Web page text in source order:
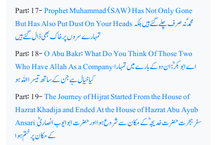
Part: 17-Prophet Muhammad (SAW) Has Not Only Gone
But Has Also Put Dust On Your Headsمحمدؐنہ صرف چلے گئے ہیں بلکہ
تمہارے سروں پر خاک بھی ڈال گئے ہیں
Part: 18-O Abu Bakr: What Do You Think Of Those Two
Who Have Allah As a Companyاے ابوبکرؓ: ان دو کے بارے میں تمہارا
کیا خیال ہے جن کے ساتھ تیسرا اللہ ہو
Part: 19-The Journey of Hijrat Started From the House of
Hazrat Khadija and Ended At the House of Hazrat Abu Ayub
Ansariسفر ِ ہجرت حضرت خدیجہ ؓکے مکان سے شروع ہوا اور حضرت ابوایوب انصاریؓ
کے مکان پر ختم ہوا